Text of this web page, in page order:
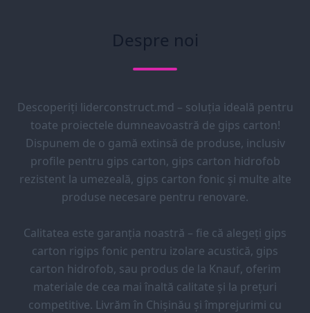
Despre noi
Descoperiți liderconstruct.md – soluția ideală pentru
toate proiectele dumneavoastră de gips carton!
Dispunem de o gamă extinsă de produse, inclusiv
profile pentru gips carton, gips carton hidrofob
rezistent la umezeală, gips carton fonic și multe alte
produse necesare pentru renovare.
Calitatea este garanția noastră – fie că alegeți gips
carton rigips fonic pentru izolare acustică, gips
carton hidrofob, sau produs de la Knauf, oferim
materiale de cea mai înaltă calitate și la prețuri
competitive. Livrăm în Chișinău și împrejurimi cu